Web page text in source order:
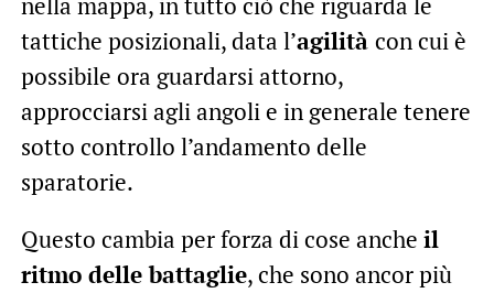
tattiche posizionali, data l’agilità con cui è
possibile ora guardarsi attorno,
approcciarsi agli angoli e in generale tenere
sotto controllo l’andamento delle
sparatorie.
Questo cambia per forza di cose anche il
ritmo delle battaglie, che sono ancor più